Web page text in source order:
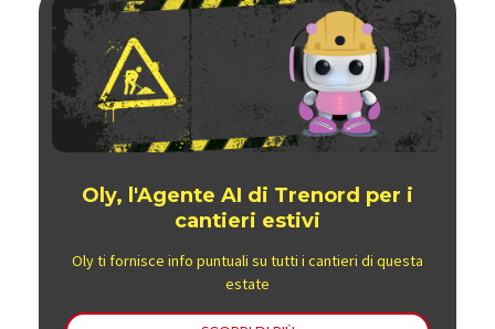
Oly, l'Agente AI di Trenord per i
cantieri estivi
Oly ti fornisce info puntuali su tutti i cantieri di questa
estate